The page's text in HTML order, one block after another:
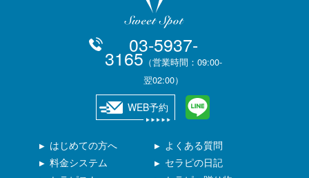
03-5937-
3165 （営業時間：09:00-
翌02:00）
WEB予約
はじめての方へ
料金システム
よくある質問
セラピの日記